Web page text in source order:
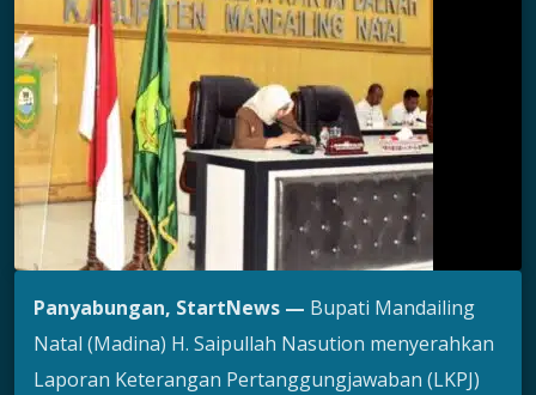
Panyabungan, StartNews — Bupati Mandailing
Natal (Madina) H. Saipullah Nasution menyerahkan
Laporan Keterangan Pertanggungjawaban (LKPJ)